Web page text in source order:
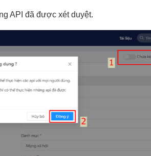
API đã được xét duyệt.